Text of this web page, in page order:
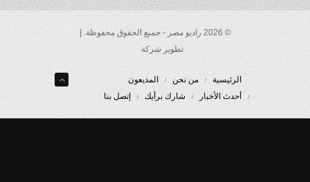
© 2026 راديو مصر - جميع الحقوق محفوظة. |
تطوير شركة
الرئيسية من نحن
المذيعون
أحدث الأخبار
شارك برأيك إتصل بنا